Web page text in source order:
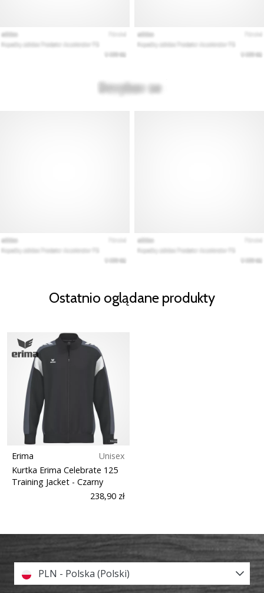
Ostatnio oglądane produkty
Erima
Unisex
Kurtka Erima Celebrate 125
Training Jacket - Czarny
238,90 zł
PLN - Polska (Polski)